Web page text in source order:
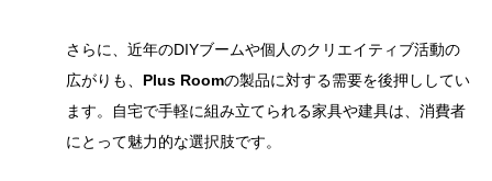
さらに、近年のDIYブームや個人のクリエイティブ活動の
広がりも、 Plus Roomの製品に対する需要を後押ししてい
ます。自宅で手軽に組み立てられる家具や建具は、消費者
にとって魅力的な選択肢です。